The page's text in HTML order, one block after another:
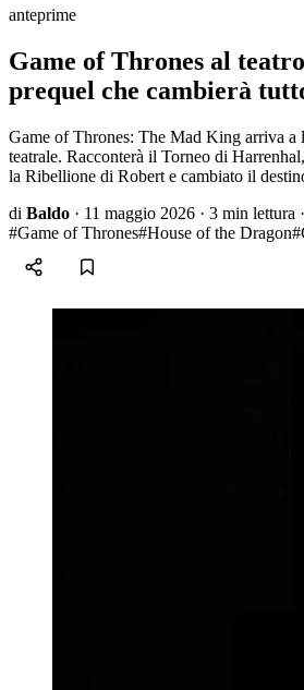
anteprime
Game of Thrones al
prequel che cambierà
Game of Thrones: The Mad King arriva a
teatrale. Racconterà il Torneo di
la Ribellione di Robert e cambiato il
di Baldo · 11 maggio 2026 · 3 min lettura ·
#Game of Thrones#House of the Dragon